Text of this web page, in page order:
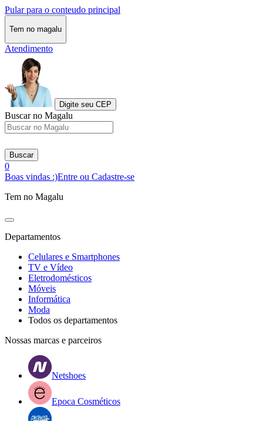
Pular para o conteudo principal
Tem no magalu
Atendimento
Digite seu CEP
Buscar no Magalu
Buscar
0
Boas vindas :)Entre ou Cadastre-se
Tem no Magalu
Departamentos
Celulares e Smartphones
TV e Vídeo
Eletrodomésticos
Móveis
Informática
Moda
Todos os departamentos
Nossas marcas e parceiros
Netshoes
Epoca Cosméticos